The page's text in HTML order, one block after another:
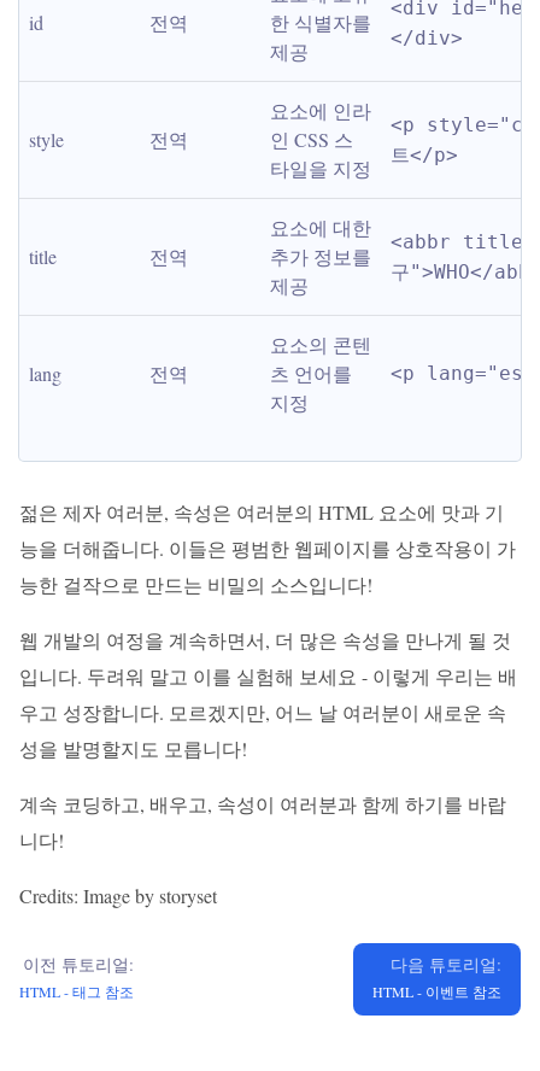
id 전역
한 식별자를
제공
<div
</div>
style 전역
요소에 인라
인 CSS 스
타일을 지정
<p
트</p>
title 전역
요소에 대한
추가 정보를
제공
<abbr title="
구">WHO</
lang 전역
요소의 콘텐
츠 언어를
지정
<p
젊은 제자 여러분, 속성은 여러분의 HTML 요소에 맛과 기
능을 더해줍니다. 이들은 평범한 웹페이지를 상호작용이 가
능한 걸작으로 만드는 비밀의 소스입니다!
웹 개발의 여정을 계속하면서, 더 많은 속성을 만나게 될 것
입니다. 두려워 말고 이를 실험해 보세요 - 이렇게 우리는 배
우고 성장합니다. 모르겠지만, 어느 날 여러분이 새로운 속
성을 발명할지도 모릅니다!
계속 코딩하고, 배우고, 속성이 여러분과 함께 하기를 바랍
니다!
Credits: Image by storyset
이전 튜토리얼:
HTML - 태그 참조
다음 튜토리얼:
HTML - 이벤트 참조